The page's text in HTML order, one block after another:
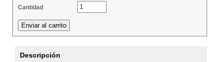
Cantidad
Descripción